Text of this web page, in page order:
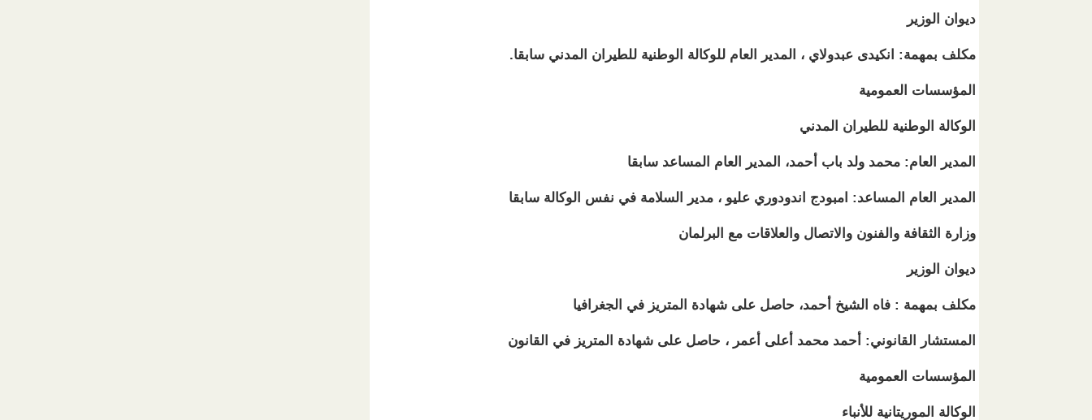
ديوان الوزير
مكلف بمهمة: انكيدى عبدولاي ، المدير العام للوكالة الوطنية للطيران المدني سابقا.
المؤسسات العمومية
الوكالة الوطنية للطيران المدني
المدير العام: محمد ولد باب أحمد، المدير العام المساعد سابقا
المدير العام المساعد: امبودج اندودوري عليو ، مدير السلامة في نفس الوكالة سابقا
وزارة الثقافة والفنون والاتصال والعلاقات مع البرلمان
ديوان الوزير
مكلف بمهمة : فاه الشيخ أحمد، حاصل على شهادة المتريز في الجغرافيا
المستشار القانوني: أحمد محمد أعلى أعمر ، حاصل على شهادة المتريز في القانون
المؤسسات العمومية
الوكالة الموريتانية للأنباء